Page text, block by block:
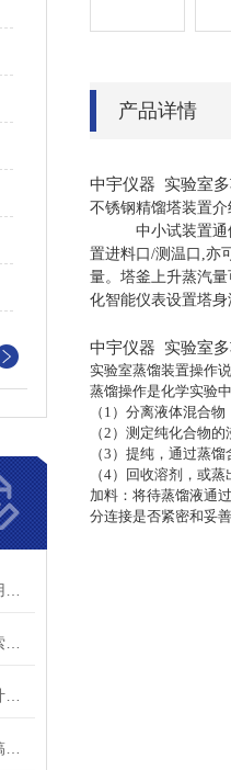
产品详情
中宇仪器 实验室
不锈钢精馏塔装置介
中小试装置
置进料口/测温口,亦
量。塔釜上升蒸汽
化智能仪表设置塔
中宇仪器 实验室
实验室蒸馏装置操作
蒸馏操作是化学实验
（ 1）分离液体混合
（2）测定纯化合物的
（3）提纯，通过蒸馏
（4）回收溶剂，或蒸
加料：将待蒸馏液通
分连接是否紧密和妥